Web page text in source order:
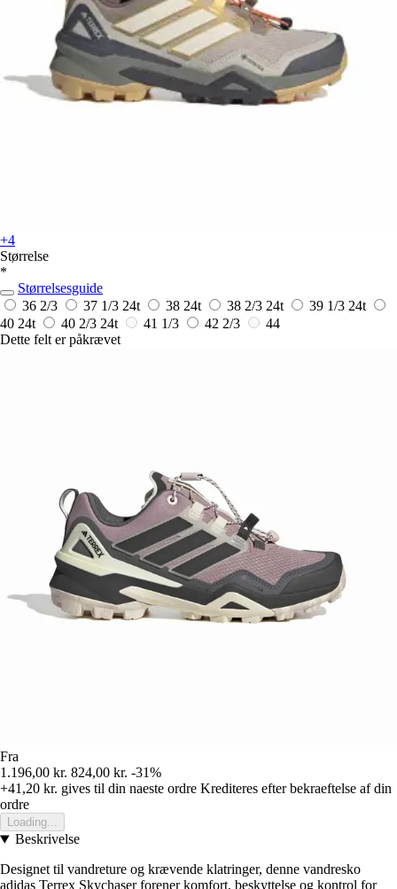
+4
Størrelse
*
Størrelsesguide
36 2/3
37 1/3 24t 38 24t 38 2/3 24t 39 1/3 24t
40 24t 40 2/3 24t 41 1/3 42 2/3
44
Dette felt er påkrævet
Fra
1.196,00 kr. 824,00 kr. -31%
+41,20 kr. gives til din naeste ordre Krediteres efter bekraeftelse af din
ordre
Loading...
Beskrivelse
Designet til vandreture og krævende klatringer, denne vandresko
adidas Terrex Skychaser forener komfort, beskyttelse og kontrol for